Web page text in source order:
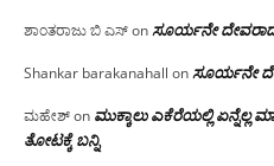
ಶಾಂತರಾಜು ಬಿ ಎಸ್onಸೂರ್ಯನೇ
Shankar barakanahall onಸೂರ್ಯನೇ
ಮಹೇಶ್on ಮುಕ್ಕಾಲು ಎಕೆರೆಯಲ್ಲಿ ಏನ್ನೆಲ್ಲ‌
ತೋಟಕ್ಕೆ ಬನ್ನಿ